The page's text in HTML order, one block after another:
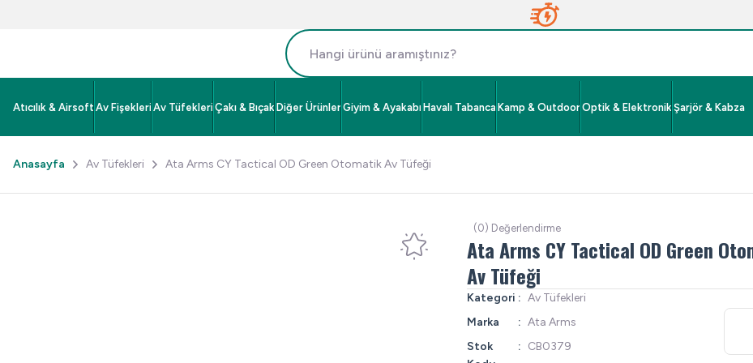
Atıcılık & Airsoft Av Fişekleri Av Tüfekleri Çakı & Bıçak Diğer Ürünler Giyim & Ayakabı Havalı Tabanca Kamp & Outdoor Optik & Elektronik Şarjör & Kabza
Anasayfa Av Tüfekleri Ata Arms CY Tactical OD Green Otomatik Av Tüfeği
(0) Değerlendirme
Ata Arms CY Tactical OD Green
Av Tüfeği
Kategori
Av Tüfekleri
Marka
Ata Arms
Stok
CB0379